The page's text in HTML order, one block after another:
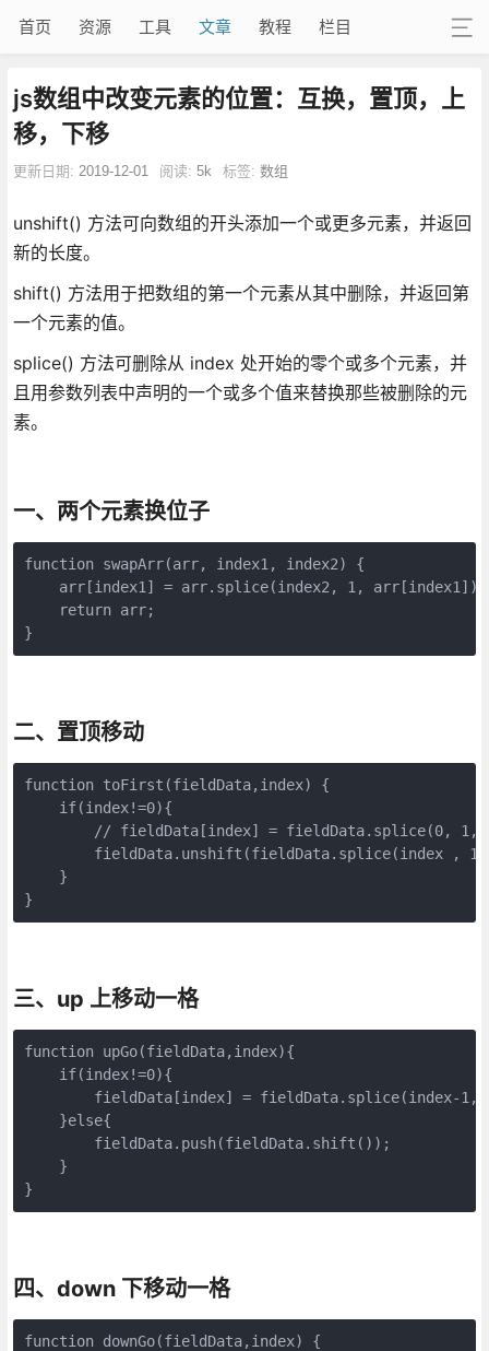
首页 资源 工具 文章 教程 栏目
js数组中改变元素的位置：互换，置顶，上
移，下移
更新日期: 2019-12-01 阅读: 5k 标签: 数组
unshift() 方法可向数组的开头添加一个或更多元素，并返回
新的长度。
shift() 方法用于把数组的第一个元素从其中删除，并返回第
一个元素的值。
splice() 方法可删除从 index 处开始的零个或多个元素，并
且用参数列表中声明的一个或多个值来替换那些被删除的元
素。
一、两个元素换位子
function swapArr(arr, index1, index2) {
arr[index1] = arr.splice(index2, 1,
    return arr;
二、置顶移动
function toFirst(fieldData,index) {
    if(index!=0){
// fieldData[index] = fieldData.splice(0, 1,
fieldData.unshift(fieldData.splice(index ,
    }
}
三、up 上移动一格
function upGo(fieldData,index){
    if(index!=0){
fieldData[index] = fieldData.splice(index-1,
    }else{
        fieldData.push(fieldData.shift());
    }
}
四、down 下移动一格
function downGo(fieldData,index) {